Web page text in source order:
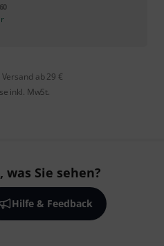
ab 29 €
inkl. MwSt.
Sie sehen?
Hilfe & Feedback